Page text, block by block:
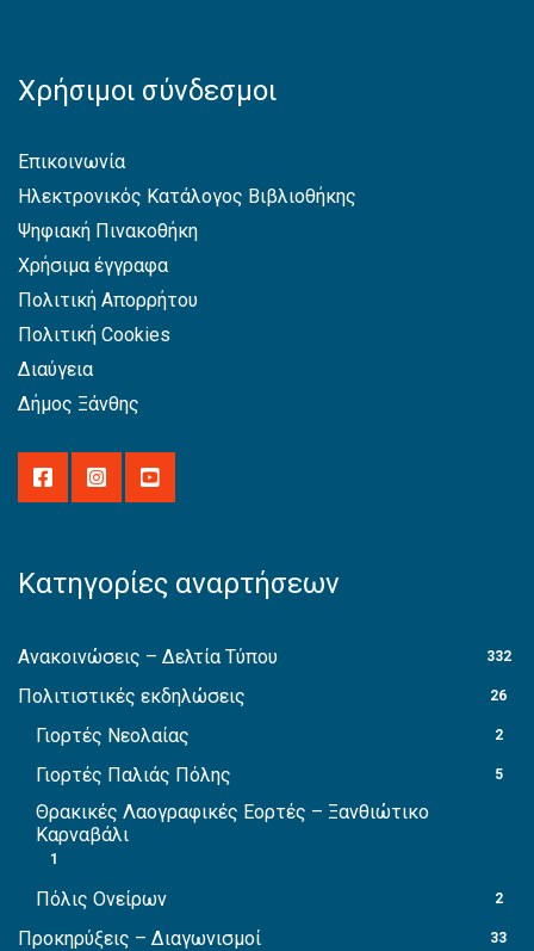
Χρήσιμοι σύνδεσμοι
Επικοινωνία
Ηλεκτρονικός Κατάλογος Βιβλιοθήκης
Ψηφιακή Πινακοθήκη
Χρήσιμα έγγραφα
Πολιτική Απορρήτου
Πολιτική Cookies
Διαύγεια
Δήμος Ξάνθης
Κατηγορίες αναρτήσεων
Ανακοινώσεις – Δελτία Τύπου 332
Πολιτιστικές εκδηλώσεις 26
Γιορτές Νεολαίας 2
Γιορτές Παλιάς Πόλης 5
Θρακικές Λαογραφικές Εορτές – Ξανθιώτικο
Καρναβάλι
1
Πόλις Ονείρων 2
Προκηρύξεις – Διαγωνισμοί 33